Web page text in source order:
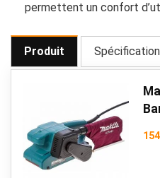
permettent un confort
Produit Spécification